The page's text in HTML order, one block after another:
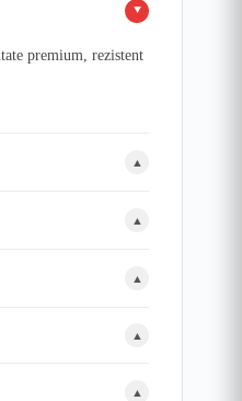
▲
premium, rezistent
▲
▲
▲
▲
▲